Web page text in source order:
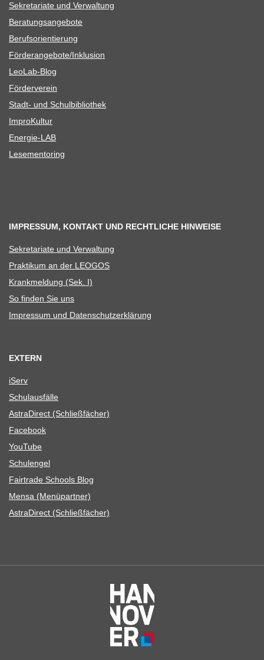
Sekre­ta­riate und Verwaltung
Bera­tungs­an­ge­bote
Berufs­ori­en­tie­rung
Förderangebote/​​Inklusion
Leo­Lab-Blog
För­der­ver­ein
Stadt- und Schulbibliothek
Impro­Kul­tur
Ener­­gie-LAB
Lese­men­to­ring
IMPRESSUM, KONTAKT UND RECHTLICHE HINWEISE
Sekre­ta­riate und Verwaltung
Prak­ti­kum an der LEOGOS
Krank­mel­dung (Sek. I)
So fin­den Sie uns
Impres­sum und Datenschutzerklärung
EXTERN
iServ
Schul­aus­fälle
Astra­Di­rect (Schließ­fä­cher)
Face­book
You­Tube
Schul­en­gel
Fair­trade Schools Blog
Mensa (Menü­part­ner)
Astra­Di­rect (Schließ­fä­cher)